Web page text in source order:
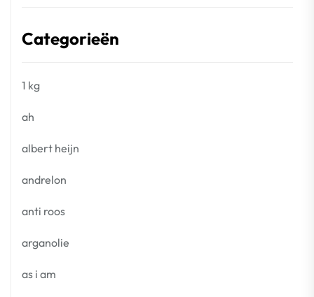
Categorieën
1 kg
ah
albert heijn
andrelon
anti roos
arganolie
as i am